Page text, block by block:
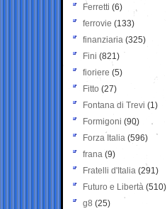
Ferretti (6)
ferrovie (133)
finanziaria (325)
Fini (821)
fioriere (5)
Fitto (27)
Fontana di Trevi (1)
Formigoni (90)
Forza Italia (596)
frana (9)
Fratelli d'Italia (291)
Futuro e Libertà (510)
g8 (25)